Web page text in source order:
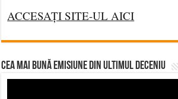
ACCESAȚI SITE-UL AICI
CEA MAI BUNĂ EMISIUNE DIN ULTIMUL DECENIU